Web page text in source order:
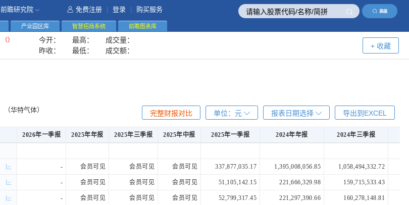
高级
前瞻研究院 免费注册 登录 购买服务
产业园区库 智慧招商系统 前瞻图表库
（） 今开： 最高：
成交量：
昨收：
最低： 成交额：
+ 收藏
（华特气体） 导出到EXCEL
报表日期选择
单位： 元
完整财报对比
2026年一季报 2025年年报 2025年三季报 2025年中报 2025年一季报 2024年年报 2024年三季报
- 会员可见 会员可见 会员可见 337,877,035.17 1,395,008,056.85 1,058,494,332.72
- 会员可见 会员可见 会员可见 51,105,142.15 221,666,329.98 159,715,533.43
- 会员可见 会员可见 会员可见 52,799,317.45 221,297,390.66 160,278,148.81